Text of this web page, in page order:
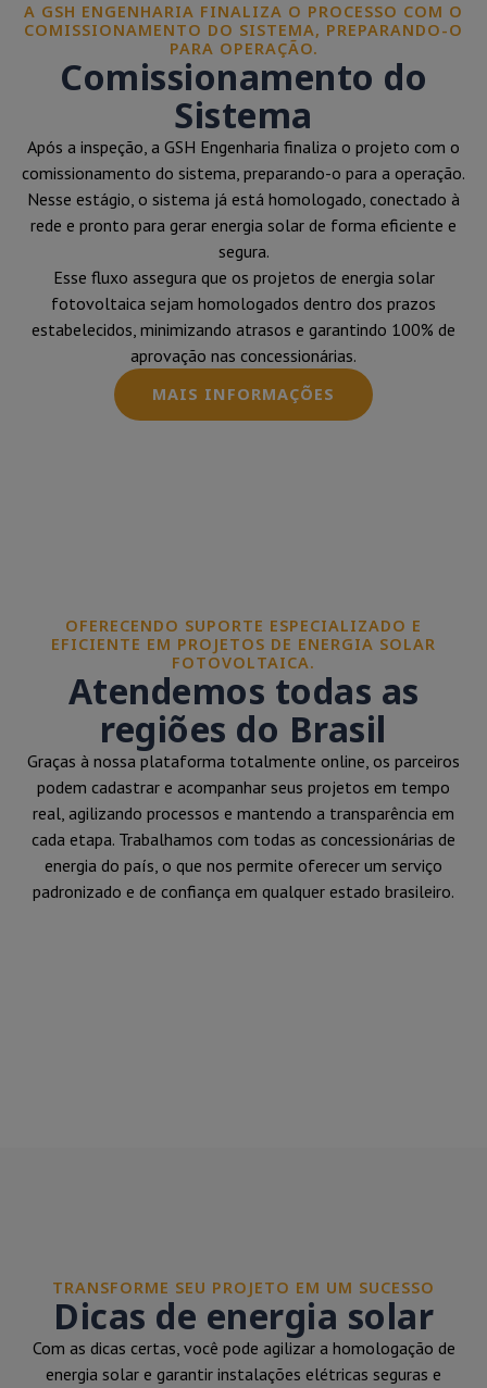
A GSH ENGENHARIA FINALIZA O PROCESSO COM O
COMISSIONAMENTO DO SISTEMA, PREPARANDO-O
PARA OPERAÇÃO.
Comissionamento do
Sistema
Após a inspeção, a GSH Engenharia finaliza o projeto com o
comissionamento do sistema, preparando-o para a operação.
Nesse estágio, o sistema já está homologado, conectado à
rede e pronto para gerar energia solar de forma eficiente e
segura.
Esse fluxo assegura que os projetos de energia solar
fotovoltaica sejam homologados dentro dos prazos
estabelecidos, minimizando atrasos e garantindo 100% de
aprovação nas concessionárias.
MAIS INFORMAÇÕES
OFERECENDO SUPORTE ESPECIALIZADO E
EFICIENTE EM PROJETOS DE ENERGIA SOLAR
FOTOVOLTAICA.
Atendemos todas as
regiões do Brasil
Graças à nossa plataforma totalmente online, os parceiros
podem cadastrar e acompanhar seus projetos em tempo
real, agilizando processos e mantendo a transparência em
cada etapa. Trabalhamos com todas as concessionárias de
energia do país, o que nos permite oferecer um serviço
padronizado e de confiança em qualquer estado brasileiro.
TRANSFORME SEU PROJETO EM UM SUCESSO
Dicas de energia solar
Com as dicas certas, você pode agilizar a homologação de
energia solar e garantir instalações elétricas seguras e